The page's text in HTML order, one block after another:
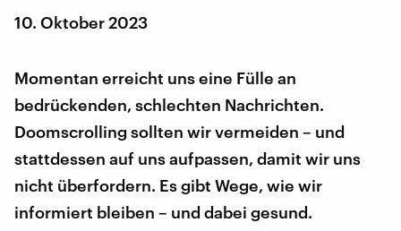
10. Oktober 2023
Momentan erreicht uns eine Fülle an
bedrückenden, schlechten Nachrichten.
Doomscrolling sollten wir vermeiden – und
stattdessen auf uns aufpassen, damit wir uns
nicht überfordern. Es gibt Wege, wie wir
informiert bleiben – und dabei gesund.